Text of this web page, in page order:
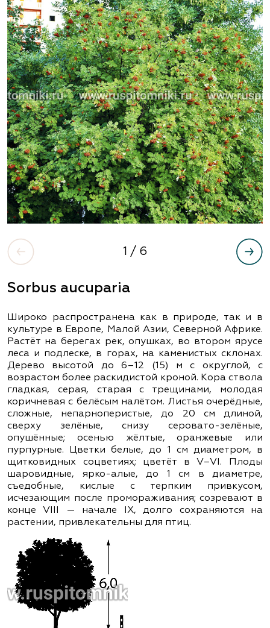
1 / 6
Sorbus aucuparia
Широко распространена как в природе, так и в
культуре в Европе, Малой Азии, Северной Африке.
Растёт на берегах рек, опушках, во втором ярусе
леса и подлеске, в горах, на каменистых склонах.
Дерево высотой до 6–12 (15) м с округлой, с
возрастом более раскидистой кроной. Кора ствола
гладкая, серая, старая с трещинами, молодая
коричневая с белёсым налётом. Листья очерёдные,
сложные, непарноперистые, до 20 см длиной,
сверху зелёные, снизу серовато-зелёные,
опушённые; осенью жёлтые, оранжевые или
пурпурные. Цветки белые, до 1 см диаметром, в
щитковидных соцветиях; цветёт в V–VІ. Плоды
шаровидные, ярко-алые, до 1 см в диаметре,
съедобные, кислые с терпким привкусом,
исчезающим после промораживания; созревают в
конце VІІІ — начале ІХ, долго сохраняются на
растении, привлекательны для птиц.